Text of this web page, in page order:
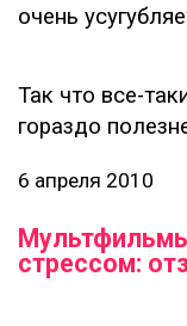
очень
Так что все-
гораздо
6 апреля 2010
стрессом: